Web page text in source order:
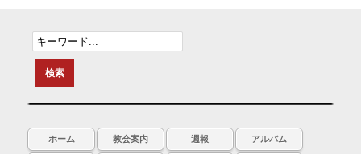
ホーム 教会案内 週報 アルバム